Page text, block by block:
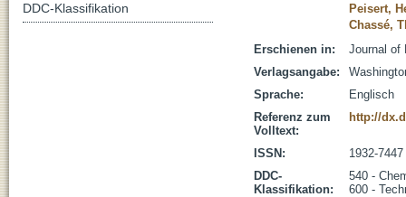
Peisert,
Chassé,
Erschienen in:
Journal of
Verlagsangabe:
Sprache:
Englisch
Referenz zum
Volltext:
http://
ISSN:
1932-7447
DDC-
Klassifikation:
540 -
600 -
DDC-Klassifikation